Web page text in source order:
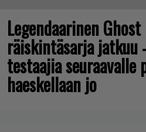
Legendaarinen
räiskintäsarja jatkuu
testaajia seuraavalle
haeskellaan jo